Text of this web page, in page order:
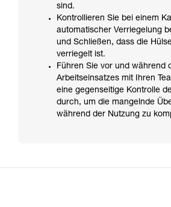
sind.
Kontrollieren Sie bei einem
automatischer Verriegelung
und Schließen, dass die
verriegelt ist.
Führen Sie vor und während
Arbeitseinsatzes mit Ihren
eine gegenseitige Kontrolle
durch, um die mangelnde
während der Nutzung zu